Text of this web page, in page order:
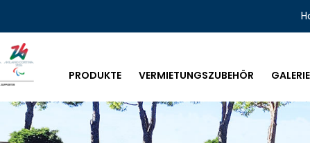
PRODUKTE VERMIETUNGSZUBEHÖR GALERIE